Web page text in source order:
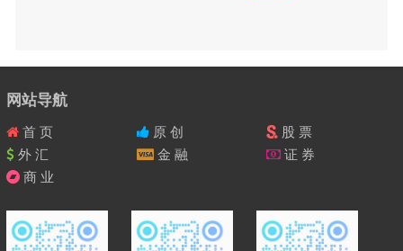
网站导航
首 页 原 创
股 票
外 汇
金 融
证 券
商 业